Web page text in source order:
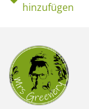
hinzufügen